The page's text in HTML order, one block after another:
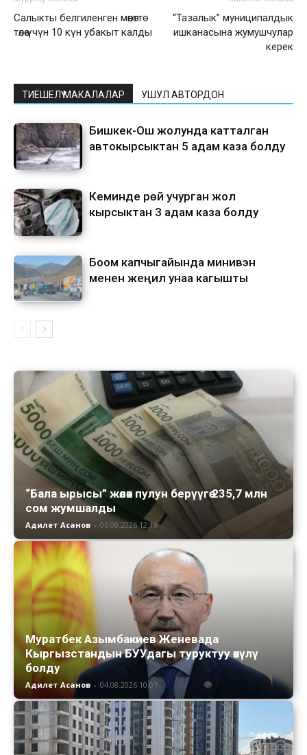
Салыкты белгиленген мөөнөттө
төлөө үчүн 10 күн убакыт калды
“Тазалык” муниципалдык
ишканасына жумушчулар
керек
ТИЕШЕЛҮҮ МАКАЛАЛАР УШУЛ АВТОРДОН
Бишкек-Ош жолунда катталган
автокырсыктан 5 адам каза болду
Кеминде үрөй учурган жол
кырсыктан 3 адам каза болду
Боом капчыгайында минивэн
менен жеңил унаа кагышты
“Бала ырысы” жөлөк пулун берүүгө 235,7 млн
сом жумшалды
Адилет Асанов - 06.08.2026 12:19
Муратбек Азымбакиев Женевада
Кыргызстандын БУУдагы туруктуу өкүлү
болду
Адилет Асанов - 04.08.2026 10:07